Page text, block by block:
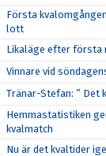
Första
lott
Likaläge efter första
Vinnare vid
Tränar-Stefan: ” Det
Hemmastatistiken
kvalmatch
Nu är det kvaltider